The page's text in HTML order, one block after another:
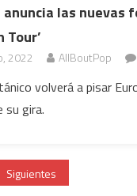
las nuevas
Tour’
2022 AllBoutPop
volverá a pisar
su gira.
Siguientes